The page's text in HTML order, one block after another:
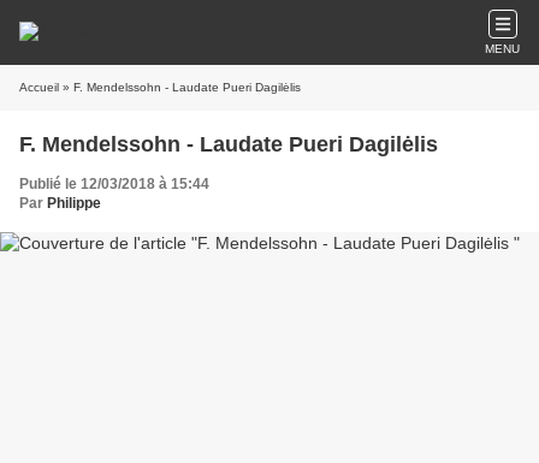
MENU
Accueil » F. Mendelssohn - Laudate Pueri Dagilėlis
F. Mendelssohn - Laudate Pueri Dagilėlis
Publié le 12/03/2018 à 15:44
Par Philippe